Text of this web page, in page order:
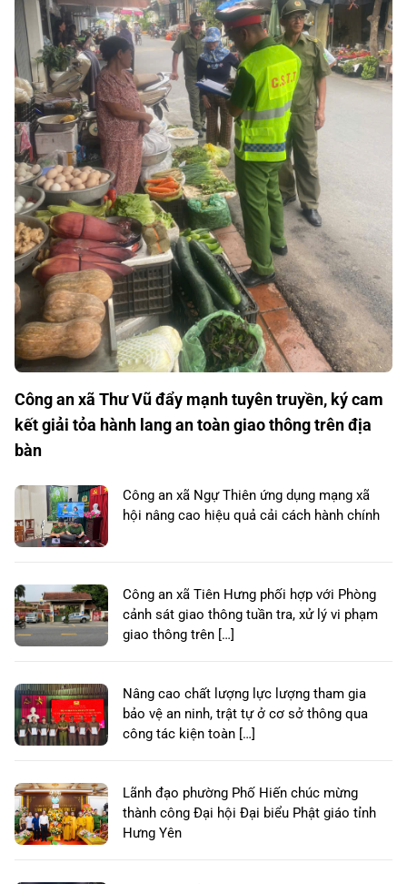
Công an xã Thư Vũ đẩy mạnh tuyên truyền, ký cam
kết giải tỏa hành lang an toàn giao thông trên địa
bàn
Công an xã Ngự Thiên ứng dụng mạng xã
hội nâng cao hiệu quả cải cách hành chính
Công an xã Tiên Hưng phối hợp với Phòng
cảnh sát giao thông tuần tra, xử lý vi phạm
giao thông trên […]
Nâng cao chất lượng lực lượng tham gia
bảo vệ an ninh, trật tự ở cơ sở thông qua
công tác kiện toàn […]
Lãnh đạo phường Phố Hiến chúc mừng
thành công Đại hội Đại biểu Phật giáo tỉnh
Hưng Yên